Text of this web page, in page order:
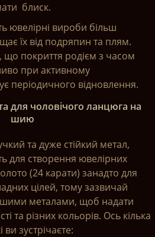
блиск.
ювелірні вироби більш
їх від подряпин та плям.
що покриття родієм з часом
при активному
періодичного відновлення.
для чоловічого ланцюга на
шию
та дуже стійкий метал,
для створення ювелірних
(24 карати) занадто для
цілей, тому зазвичай
металами, щоб надати
та різних кольорів. Ось кілька
ви зустрічаєте: